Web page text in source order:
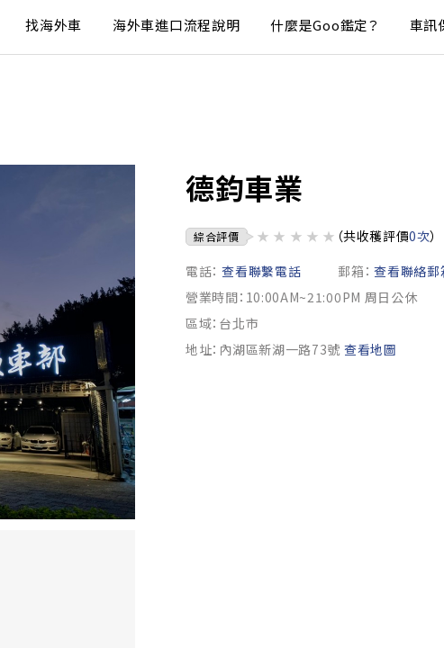
找海外車 海外車進口流程說明 什麼是Goo鑑定？ 車訊
德鈞車業
綜合評價 ★ ★ ★ ★ ★ （共收穫評價0次）
電話： 查看聯繫電話 郵箱： 查看聯絡郵
營業時間：10:00AM~21:00PM 周日公休
區域：台北市
地址：內湖區新湖一路73號 查看地圖